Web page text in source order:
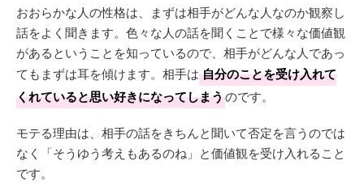
おおらかな人の性格は、まずは相手がどんな人なのか観察し
話をよく聞きます。色々な人の話を聞くことで様々な価値観
があるということを知っているので、相手がどんな人であっ
てもまずは耳を傾けます。相手は 自分のことを受け入れて
くれていると思い好きになってしまうのです。
モテる理由は、相手の話をきちんと聞いて否定を言うのでは
なく「そうゆう考えもあるのね」と価値観を受け入れること
です。